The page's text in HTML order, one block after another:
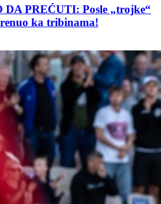
PREĆUTI: Posle „trojke“
ka tribinama!